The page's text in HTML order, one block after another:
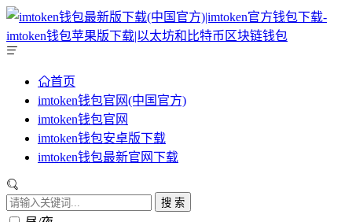
首页
imtoken钱包官网(中国官方)
imtoken钱包官网
imtoken钱包安卓版下载
imtoken钱包最新官网下载
搜 索